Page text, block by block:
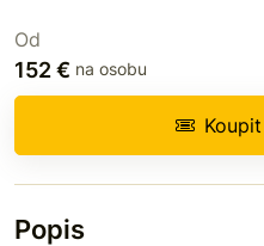
Od
152 € na osobu
Popis